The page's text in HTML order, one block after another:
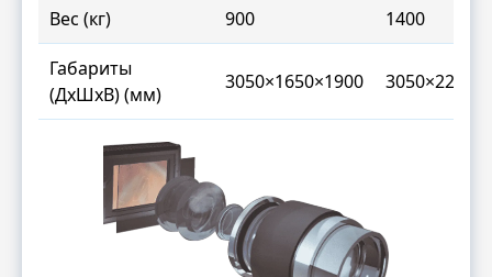
Вес (кг) 900 1400
Габариты
(ДxШxВ) (мм)
3050×1650×1900